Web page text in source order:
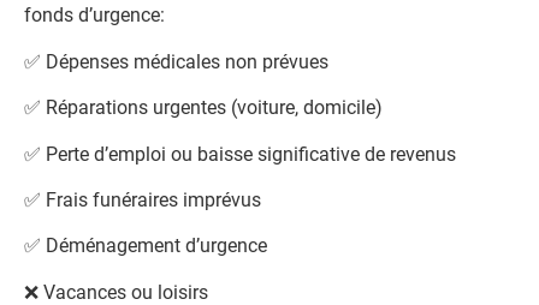
fonds d’urgence:
✅ Dépenses médicales non prévues
✅ Réparations urgentes (voiture, domicile)
✅ Perte d’emploi ou baisse significative de revenus
✅ Frais funéraires imprévus
✅ Déménagement d’urgence
❌ Vacances ou loisirs